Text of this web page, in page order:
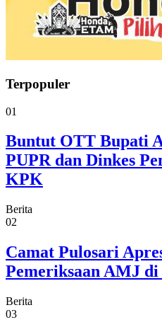
Terpopuler
01
Buntut OTT Bupati
PUPR dan Dinkes
KPK
Berita
02
Camat Pulosari
Pemeriksaan AMJ di
Berita
03